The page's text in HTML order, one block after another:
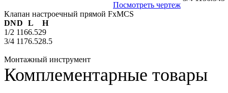
Посмотреть чертеж
Клапан настроечный прямой FxMCS
DND L
H
1/2 1166.529
3/4 11 76.528.5
Монтажный инструмент
Комплементарные товары